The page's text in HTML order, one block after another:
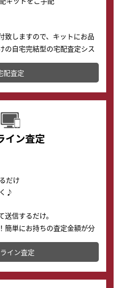
致しますので、キットにお品
の自宅完結型の宅配査定シス
買取に出すことが可能で
配査定
イン査定
だけ
♪
信するだけ。
簡単にお持ちの査定金額が分
イン査定